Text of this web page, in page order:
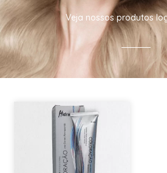
Veja nossos produtos